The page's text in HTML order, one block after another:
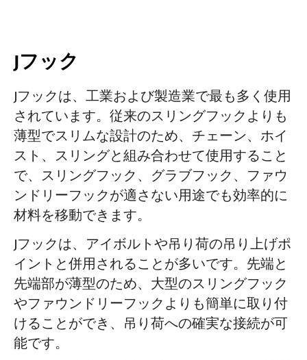
Jフック
Jフックは、工業および製造業で最も多く使用
されています。従来のスリングフックよりも
薄型でスリムな設計のため、チェーン、ホイ
スト、スリングと組み合わせて使用すること
で、スリングフック、グラブフック、ファウ
ンドリーフックが適さない用途でも効率的に
材料を移動できます。
Jフックは、アイボルトや吊り荷の吊り上げポ
イントと併用されることが多いです。先端と
先端部が薄型のため、大型のスリングフック
やファウンドリーフックよりも簡単に取り付
けることができ、吊り荷への確実な接続が可
能です。